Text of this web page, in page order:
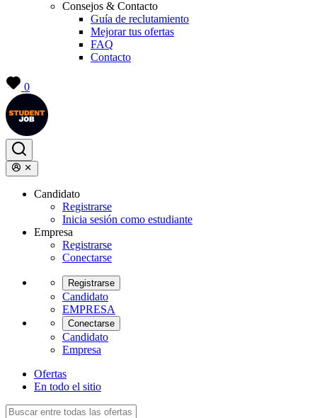
Consejos & Contacto
Guía de reclutamiento
Mejorar tus ofertas
FAQ
Contacto
0
Candidato
Registrarse
Inicia sesión como estudiante
Empresa
Registrarse
Conectarse
Registrarse
Candidato
EMPRESA
Conectarse
Candidato
Empresa
Ofertas
En todo el sitio